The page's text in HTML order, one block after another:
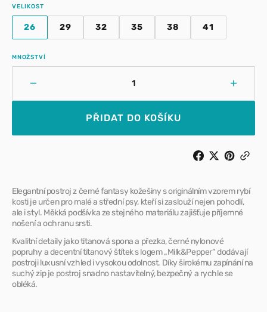
VELIKOST
26VARIANTA
VYPRODÁNA
NEBO
NEDOSTUPNÁ
29VARIANTA
VYPRODÁNA
NEDOSTUPNÁ
32VARIANTA
VYPRODÁNA
NEDOSTUPNÁ
35VARIANTA
VYPRODÁNA
NEDOSTUPNÁ
38VARIANTA
VYPRODÁNA
NEDOSTUPNÁ
41VARIANTA
VYPRODÁNA
MNOŽSTVÍ
množství
kšíry
Zvýšit
kšíry
Inga
PŘIDAT DO KOŠÍKU
Elegantní postroj z černé fantasy kožešiny s originálním vzorem rybí
kosti je určen pro malé a střední psy, kteří si zaslouží nejen pohodlí,
ale i styl. Měkká podšívka ze stejného materiálu zajišťuje příjemné
nošení a ochranu srsti.
Kvalitní detaily jako titanová spona a přezka, černé nylonové
popruhy a decentní titanový štítek s logem „Milk&Pepper“ dodávají
postroji luxusní vzhled i vysokou odolnost. Díky širokému zapínání na
suchý zip je postroj snadno nastavitelný, bezpečný a rychle se
obléká.